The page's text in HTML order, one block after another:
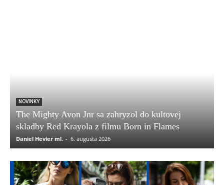
NOVINKY
The Mighty Avon Jnr sa zahryzol do kultovej
skladby Red Krayola z filmu Born in Flames
Daniel Hevier ml. - 6. augusta 2026